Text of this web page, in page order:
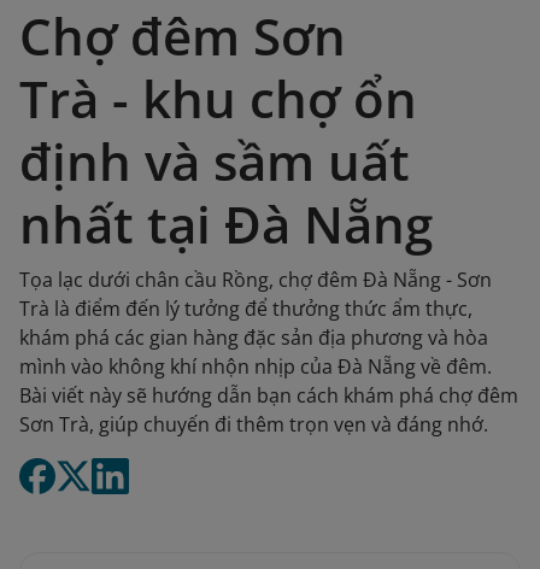
Chợ đêm Sơn
Trà - khu chợ ổn
định và sầm uất
nhất tại Đà Nẵng
Tọa lạc dưới chân cầu Rồng, chợ đêm Đà Nẵng - Sơn
Trà là điểm đến lý tưởng để thưởng thức ẩm thực,
khám phá các gian hàng đặc sản địa phương và hòa
mình vào không khí nhộn nhịp của Đà Nẵng về đêm.
Bài viết này sẽ hướng dẫn bạn cách khám phá chợ đêm
Sơn Trà, giúp chuyến đi thêm trọn vẹn và đáng nhớ.